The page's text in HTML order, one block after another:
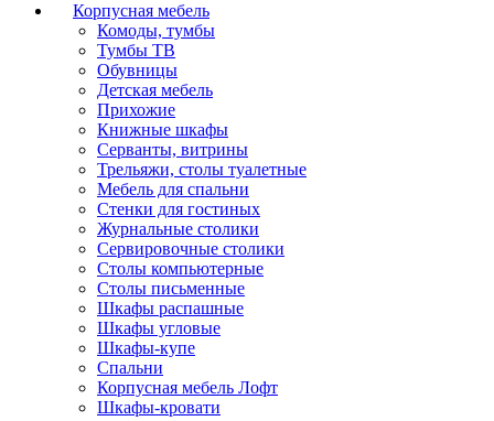
Корпусная мебель
Комоды, тумбы
Тумбы ТВ
Обувницы
Детская мебель
Прихожие
Книжные шкафы
Серванты, витрины
Трельяжи, столы туалетные
Мебель для спальни
Стенки для гостиных
Журнальные столики
Сервировочные столики
Столы компьютерные
Столы письменные
Шкафы распашные
Шкафы угловые
Шкафы-купе
Спальни
Корпусная мебель Лофт
Шкафы-кровати